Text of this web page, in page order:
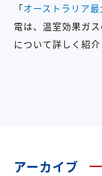
「オーストラリア
電は、温室効果ガ
について詳しく紹介
アーカイブ